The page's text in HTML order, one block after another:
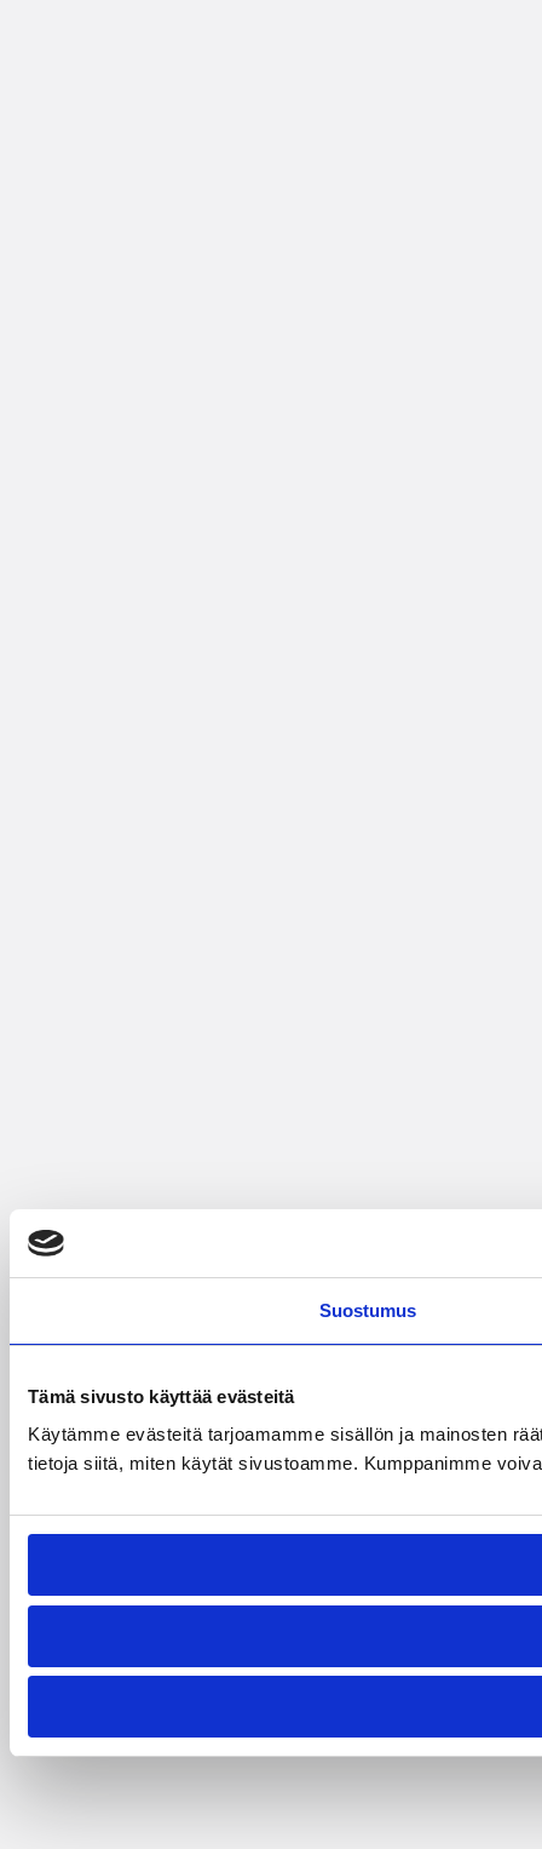
Suostumus
Tämä sivusto käyttää evästeitä
Käytämme evästeitä tarjoamamme sisällön ja mainosten
tietoja siitä, miten käytät sivustoamme. Kumppanimme